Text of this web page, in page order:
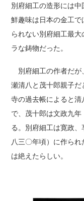
別府細工の造形には
鮮趣味は日本の金工
られない別府細工最
ラな鋳物だった。
別府細工の作者だが
瀬清八と茂十郎親子
寺の過去帳によると
で、茂十郎は文政九
る。別府細工は寛政
八三〇年頃）に作ら
は絶えたらしい。